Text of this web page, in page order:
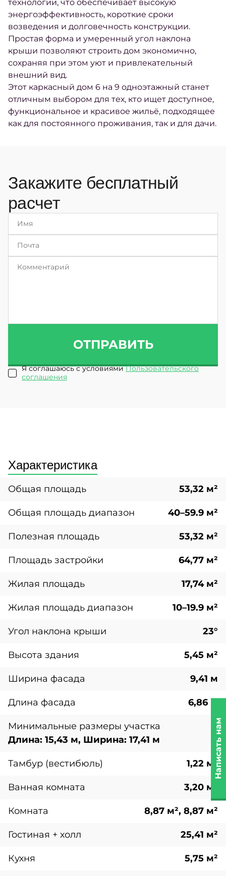
технологии, что обеспечивает высокую
энергоэффективность, короткие сроки
возведения и долговечность конструкции.
Простая форма и умеренный угол наклона
крыши позволяют строить дом экономично,
сохраняя при этом уют и привлекательный
внешний вид.
Этот каркасный дом 6 на 9 одноэтажный станет
отличным выбором для тех, кто ищет доступное,
функциональное и красивое жильё, подходящее
как для постоянного проживания, так и для дачи.
Закажите бесплатный
расчет
ОТПРАВИТЬ
Я соглашаюсь с условиямиПользовательского
соглашения
Характеристика
Общая площадь 53,32 м²
Общая площадь диапазон 40–59.9 м²
Полезная площадь 53,32 м²
Площадь застройки 64,77 м²
Жилая площадь 17,74 м²
Жилая площадь диапазон 10–19.9 м²
Угол наклона крыши 23°
Высота здания 5,45 м²
Ширина фасада 9,41 м
Длина фасада 6,86 м
Минимальные размеры участка
Длина: 15,43 м, Ширина: 17,41 м
Тамбур (вестибюль) 1,22 м²
Ванная комната 3,20 м²
Комната 8,87 м², 8,87 м²
Гостиная + холл 25,41 м²
Кухня 5,75 м²
Написать нам